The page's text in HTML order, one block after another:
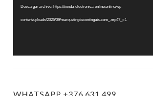
Descargar archivo: https://tienda-electronica-online.online/wp-
content/uploads/2025/09/marquetingdecontinguts.com_.mp4?_=1
WHATSAPP +376 631 499